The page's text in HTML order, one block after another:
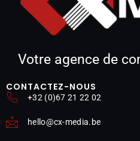
Votre agence de
CONTACTEZ-NOUS
+32 (0)67 21 22 02
hello@cx-media.be